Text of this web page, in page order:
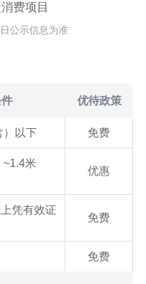
费项目
公示信息为准
优待政策
）以下 免费
~1.4米
优惠
凭有效证
免费
免费